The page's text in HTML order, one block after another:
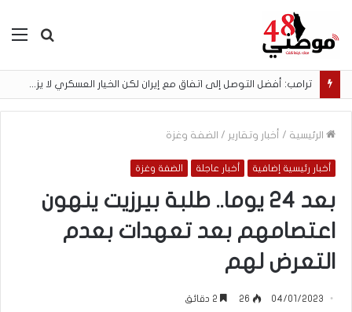
بحث
الرئيسية / أخبار وتقارير / الضفة وغزة
أخبار رئيسية إضافية أخبار عاجلة الضفة وغزة
بعد 24 يوما.. طلبة بيرزيت ينهون
اعتصامهم بعد تعهدات بعدم
التعرض لهم
04/01/2023
26